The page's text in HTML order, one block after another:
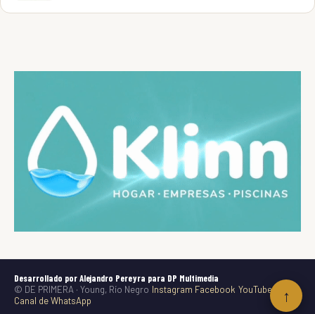
↑
Desarrollado por Alejandro Pereyra para DP Multimedia
© DE PRIMERA · Young, Río Negro Instagram Facebook YouTube
TikTok
Canal de WhatsApp